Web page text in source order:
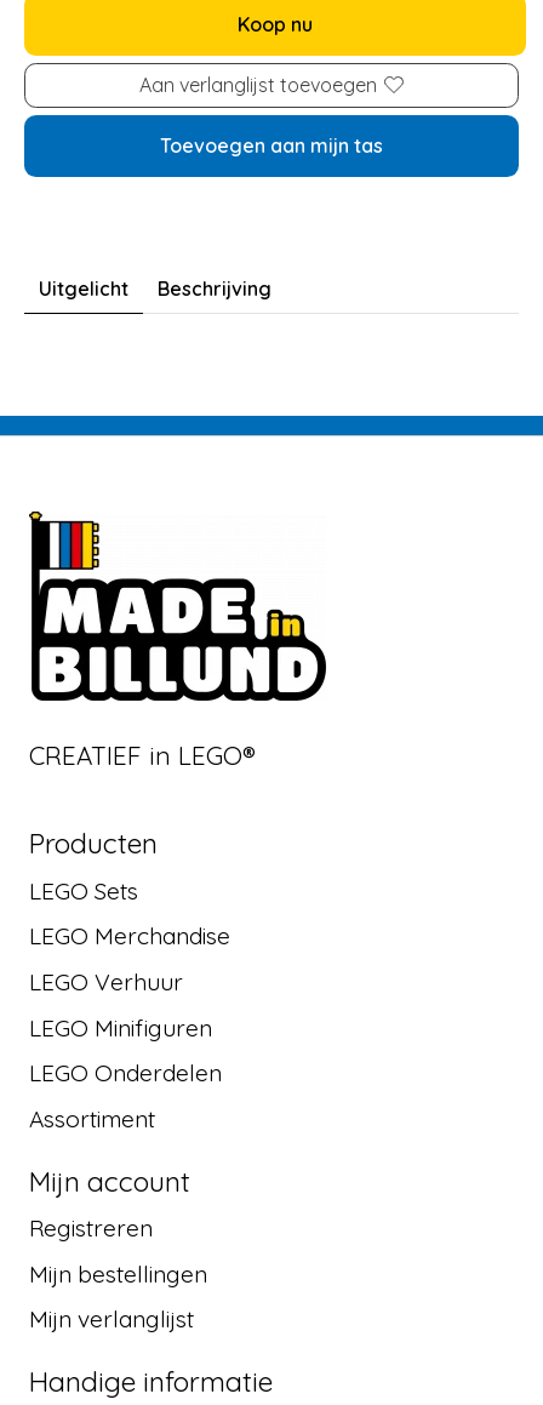
Koop nu
Aan verlanglijst toevoegen
Toevoegen aan mijn tas
Uitgelicht Beschrijving
CREATIEF in LEGO®
Producten
LEGO Sets
LEGO Merchandise
LEGO Verhuur
LEGO Minifiguren
LEGO Onderdelen
Assortiment
Mijn account
Registreren
Mijn bestellingen
Mijn verlanglijst
Handige informatie